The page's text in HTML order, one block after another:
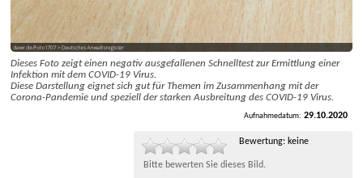
Dieses Foto zeigt einen negativ ausgefallenen Schnelltest zur Ermittlung einer
Infektion mit dem COVID-19 Virus.
Diese Darstellung eignet sich gut für Themen im Zusammenhang mit der
Corona-Pandemie und speziell der starken Ausbreitung des COVID-19 Virus.
Aufnahmedatum: 29.10.2020
Bewertung: keine
Bitte bewerten Sie dieses Bild.